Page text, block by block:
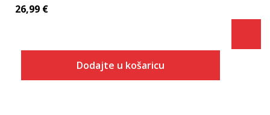
26,99 €
Dodajte u košaricu